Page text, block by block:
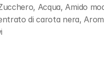
Acqua, Amido
di carota nera,